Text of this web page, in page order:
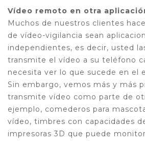
Vídeo remoto en otra
Muchos de nuestros clientes
de vídeo-vigilancia sean
independientes, es decir, usted
transmite el vídeo a su teléfono
necesita ver lo que sucede en el
Sin embargo, vemos más y más
transmite vídeo como parte de
ejemplo, comederos para
vídeo, timbres con capacidades
impresoras 3D que puede